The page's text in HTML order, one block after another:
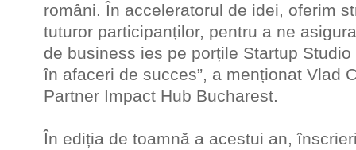
români. În acceleratorul de idei, oferim
tuturor participanților, pentru a ne
de business ies pe porțile Startup
în afaceri de succes”, a menționat Vlad
Partner Impact Hub Bucharest.
În ediția de toamnă a acestui an,